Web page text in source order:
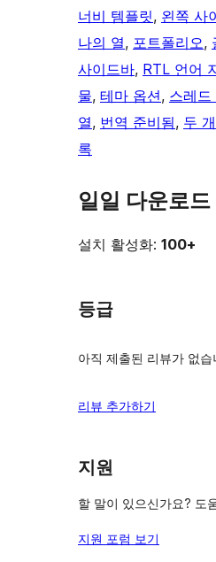
너비 템플릿, 왼쪽 사
나의 열, 포트폴리오,
사이드바, RTL 언어
물, 테마 옵션, 스레드
열, 번역 준비됨, 두
록
일일 다운로드
설치 활성화: 100+
등급
아직 제출된 리뷰가 없습
리뷰 추가하기
지원
할 말이 있으신가요? 도
지원 포럼 보기